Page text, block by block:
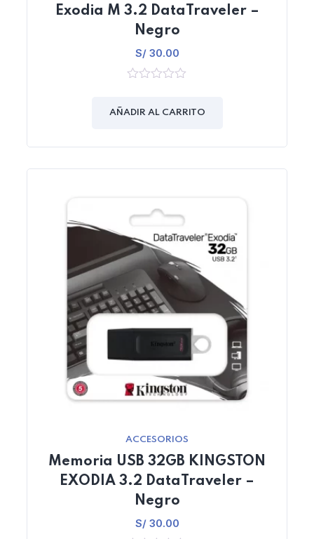
Exodia M 3.2 DataTraveler –
Negro
S/30.00
of
AÑADIR AL CARRITO
ACCESORIOS
Memoria USB 32GB KINGSTON
EXODIA 3.2 DataTraveler –
Negro
S/30.00